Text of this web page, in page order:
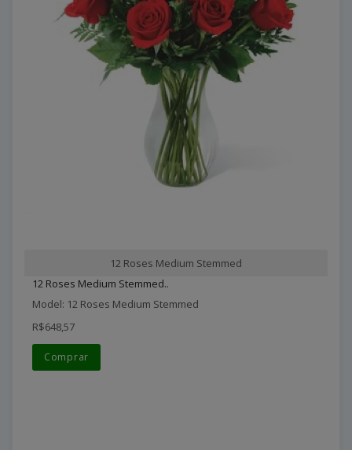
12 Roses Medium Stemmed
12 Roses Medium Stemmed..
Model: 12 Roses Medium Stemmed
R$648,57
Comprar